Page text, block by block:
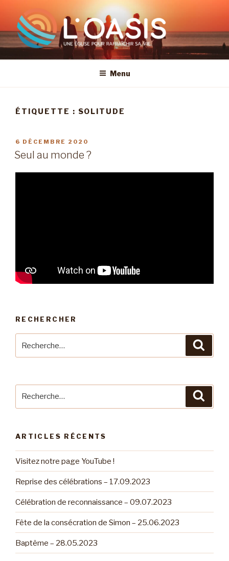
contenu
principal
Menu
ÉTIQUETTE : SOLITUDE
PUBLIÉ
LE
6 DÉCEMBRE 2020
Seul au monde ?
RECHERCHER
ARTICLES RÉCENTS
Visitez notre page YouTube !
Reprise des célébrations – 17.09.2023
Célébration de reconnaissance – 09.07.2023
Fête de la consécration de Simon – 25.06.2023
Baptême – 28.05.2023